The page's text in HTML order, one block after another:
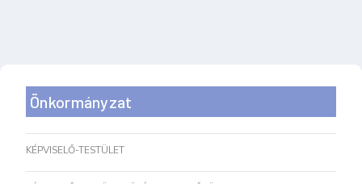
Önkormányzat
KÉPVISELŐ-TESTÜLET